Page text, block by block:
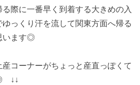
際に一番早く到着する大きめの入
っくり汗を流して関東方面へ帰る
います◎
コーナーがちょっと産直っぽくて
↓↓